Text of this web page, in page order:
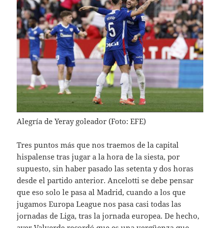
Alegría de Yeray goleador (Foto: EFE)
Tres puntos más que nos traemos de la capital
hispalense tras jugar a la hora de la siesta, por
supuesto, sin haber pasado las setenta y dos horas
desde el partido anterior. Ancelotti se debe pensar
que eso solo le pasa al Madrid, cuando a los que
jugamos Europa League nos pasa casi todas las
jornadas de Liga, tras la jornada europea. De hecho,